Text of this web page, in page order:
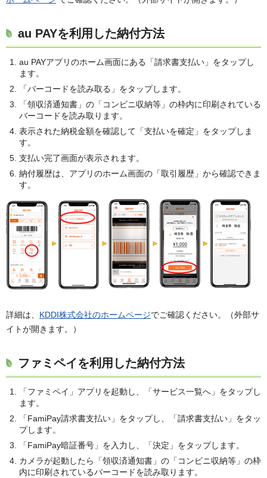
au PAYを利用した納付方法
au PAYアプリのホーム画面にある「請求書支払い」をタップし
ます。
「バーコードを読み取る」をタップします。
「領収済通知書」の「コンビニ収納等」の枠内に印刷されている
バーコードを読み取ります。
表示された納税金額を確認して「支払いを確定」をタップしま
す。
支払い完了画面が表示されます。
納付履歴は、アプリのホーム画面の「取引履歴」から確認できま
す。
詳細は、 KDDI株式会社のホームページでご確認ください。（外部サ
イトが開きます。）
ファミペイを利用した納付方法
「ファミペイ」アプリを起動し、「サービス一覧へ」をタップし
ます。
「FamiPay請求書支払い」をタップし、「請求書支払い」をタッ
プします。
「FamiPay暗証番号」を入力し、「決定」をタップします。
カメラが起動したら「領収済通知書」の「コンビニ収納等」の枠
内に印刷されているバーコードを読み取ります。